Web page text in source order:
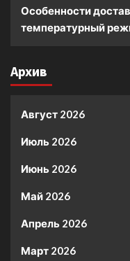
Особенности
температурный
Архив
Август 2026
Июль 2026
Июнь 2026
Май 2026
Апрель 2026
Март 2026